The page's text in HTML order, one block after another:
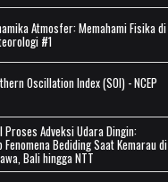
Atmosfer: Memahami Fisika di
#1
Oscillation Index (SOI) - NCEP
Proses Adveksi Udara Dingin:
Fenomena Bediding Saat Kemarau di
Bali hingga NTT